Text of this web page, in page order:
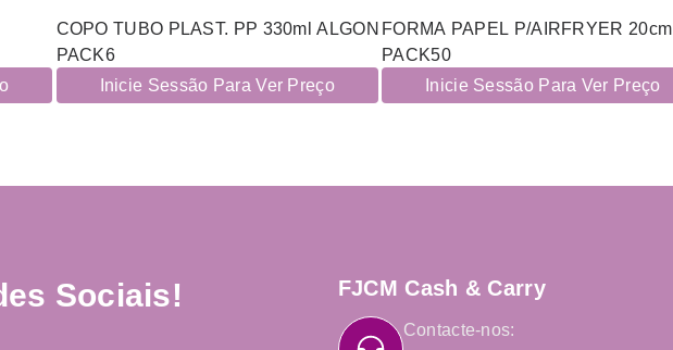
COPO TUBO PLAST. PP 330ml ALGON
PACK6
Inicie Sessão Para Ver Preço
FORMA PAPEL P/AIRFRYER 20cm
PACK50
Inicie Sessão Para Ver Preço
Sociais! FJCM Cash & Carry
Contacte-nos: